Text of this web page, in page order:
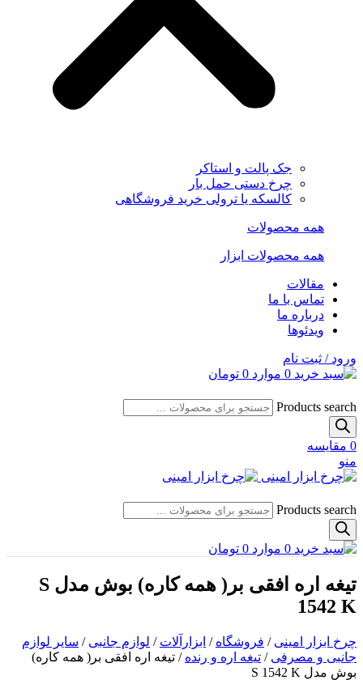
جک پالت و استاکر
چرخ دستی حمل بار
کالسکه یا ترولی خرید فروشگاهی
همه محصولات
همه محصولات ابزار
مقالات
تماس با ما
درباره ما
ویدئوها
ورود / ثبت نام
0 موارد 0 تومان
Products search
0 مقایسه
منو
Products search
0 موارد 0 تومان
تیغه اره افقی بر( همه کاره) بوش مدل S
1542 K
چرخ ابزار امینی / فروشگاه / ابزارآلات / لوازم جانبی / سایر لوازم
جانبی و مصرفی / تیغه اره و رنده / تیغه اره افقی بر( همه کاره)
بوش مدل S 1542 K